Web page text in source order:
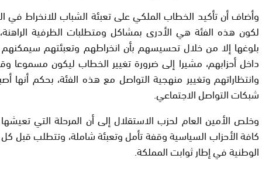
وأضاف أن تأكيد الخطاب الملكي على تعبئة الشباب للانخراط في
لكون هذه الفئة هي الأدرى بمشاكل ومتطلبات الظرفية
بلوغها إلا من خلال تحسيسهم بأن انخراطهم وتعبئتهم
داخل أحزابهم، مشيرا إلى ضرورة تغيير الخطاب ليكون مسموعا
وانتظاراتهم وتغيير منهجية التواصل مع هذه الفئة، بحكم أنها
شبكات التواصل الاجتماعي.
وخلص الأمين العام لحزب الاستقلال إلى أن المرحلة التي
كافة الأحزاب السياسية وقفة تأمل وتعبئة شاملة، وتتطلب قبل
الوطنية في إطار ثوابت المملكة.